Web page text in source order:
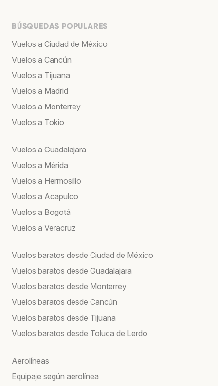
BÚSQUEDAS POPULARES
Vuelos a Ciudad de México
Vuelos a Cancún
Vuelos a Tijuana
Vuelos a Madrid
Vuelos a Monterrey
Vuelos a Tokio
Vuelos a Guadalajara
Vuelos a Mérida
Vuelos a Hermosillo
Vuelos a Acapulco
Vuelos a Bogotá
Vuelos a Veracruz
Vuelos baratos desde Ciudad de México
Vuelos baratos desde Guadalajara
Vuelos baratos desde Monterrey
Vuelos baratos desde Cancún
Vuelos baratos desde Tijuana
Vuelos baratos desde Toluca de Lerdo
Aerolíneas
Equipaje según aerolínea